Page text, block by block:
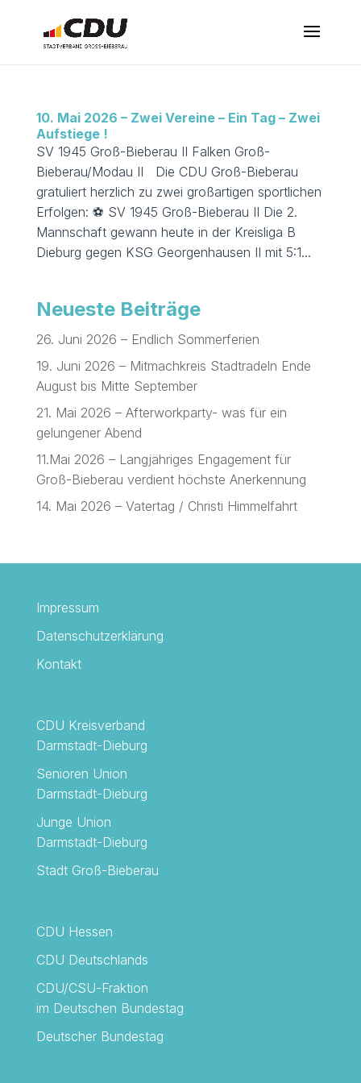
10. Mai 2026 – Zwei Vereine – Ein Tag – Zwei
Aufstiege !
SV 1945 Groß-Bieberau II Falken Groß-
Bieberau/Modau II Die CDU Groß-Bieberau
gratuliert herzlich zu zwei großartigen sportlichen
Erfolgen: ⚽ SV 1945 Groß-Bieberau II Die 2.
Mannschaft gewann heute in der Kreisliga B
Dieburg gegen KSG Georgenhausen II mit 5:1...
Neueste Beiträge
26. Juni 2026 – Endlich Sommerferien
19. Juni 2026 – Mitmachkreis Stadtradeln Ende
August bis Mitte September
21. Mai 2026 – Afterworkparty- was für ein
gelungener Abend
11.Mai 2026 – Langjähriges Engagement für
Groß-Bieberau verdient höchste Anerkennung
14. Mai 2026 – Vatertag / Christi Himmelfahrt
Impressum
Datenschutzerklärung
Kontakt
CDU Kreisverband
Darmstadt-Dieburg
Senioren Union
Darmstadt-Dieburg
Junge Union
Darmstadt-Dieburg
Stadt Groß-Bieberau
CDU Hessen
CDU Deutschlands
CDU/CSU-Fraktion
im Deutschen Bundestag
Deutscher Bundestag